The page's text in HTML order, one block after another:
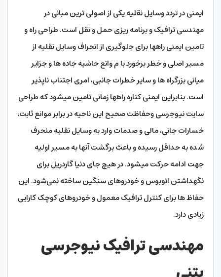
ایمنی در تردد وسایل نقلیه یکی از اصولی ترین مبانی در
مهندسی ترافیک و برنامه ریزی حمل و نقل است. طراحی راه و
تامین ایمنی راهها برای جلوگیری از انحراف وسایل نقلیه از
مسیر اصلی و خطر برخورد با م وانع حاشیه جاده ها و جزایر
میانی بزرگراه ها و سایر خطرات جانبی، امری اجتناب ناپذیر
است. بنابراین ایمنی کناره راهها زمانی تامین میشود که طراحی
سایت نیوجرسی وحفاظت صحیح این ناحیه در برابر موانع ثابت،
خسارات جانی، مالی و صدمات وارد به وسایل نقلیه منحرف
شده به حداقل رسیده و باعث برگشت آنها به مسیر اولیه
جهت ادامه حرکت میشود. در هیچ جای دنیا گاردریل برای
نگهداشتن اتوبوس و خودرو‌‌‌‌های سنگین ساخته نمی‌شود. این
حفاظ ها برای کنترل ترافیک معمول و خودرو‌‌‌‌های کوچک کارایی
زیادی دارد.
مهندسی ترافیک نیوجرسی